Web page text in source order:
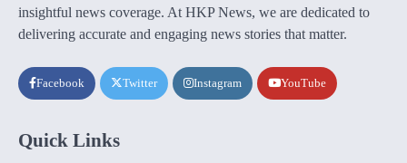
insightful news coverage. At HKP News, we are dedicated to
delivering accurate and engaging news stories that matter.
Facebook Twitter Instagram YouTube
Quick Links